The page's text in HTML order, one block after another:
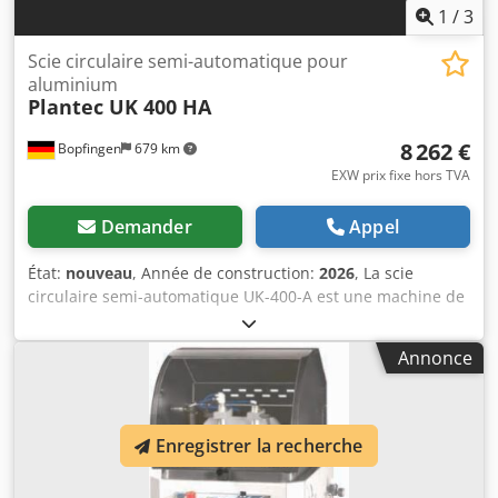
1 /3
Bopfingen 679 km
Scie circulaire semi-automatique pour
aluminium
Plantec UK 400 HA
8 262 €
EXW prix fixe hors TVA
Demander Appel
État: nouveau, Année de construction: 2026, La scie
circulaire semi-automatique UK-400-A est une machine de
type « coupe ascendante » et est principalement utilisée
pour la découpe de profilés en fonte d’aluminium, en
cuivre et en plastiques durs (principalement des
matériaux pleins). Cette machine se distingue par sa
manipulation facile, le remplacement rapide et pratique
du matériau, ainsi que le réglage simple de l’angle de
coupe. La UK-400 A dispose d’une plage de coupe réglable
en continu à gauche et à droite jusqu’à 20° (angle
Annonce
Enregistrer la recherche